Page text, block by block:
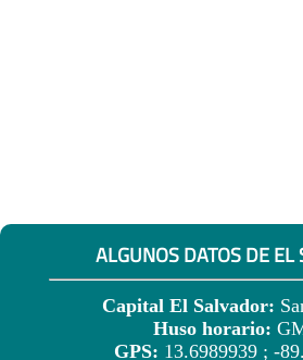
ALGUNOS DATOS DE EL
Capital El Salvador:
Huso horario:
GPS: 13.6989939 ; -